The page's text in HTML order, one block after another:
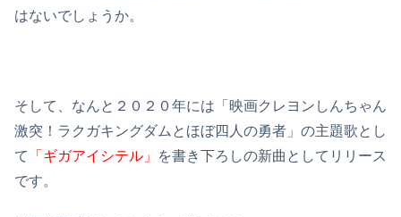
はないでしょうか。
そして、なんと２０２０年には「映画クレヨンしんちゃん
激突！ラクガキングダムとほぼ四人の勇者」の主題歌とし
て
「ギガアイシテル」
を書き下ろしの新曲としてリリース
です。